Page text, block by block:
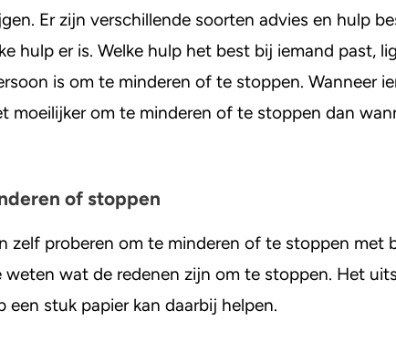
Er zijn verschillende soorten advies en hulp
hulp er is. Welke hulp het best bij iemand past,
is om te minderen of te stoppen. Wanneer
moeilijker om te minderen of te stoppen dan
of stoppen
zelf proberen om te minderen of te stoppen met
weten wat de redenen zijn om te stoppen. Het
een stuk papier kan daarbij helpen.